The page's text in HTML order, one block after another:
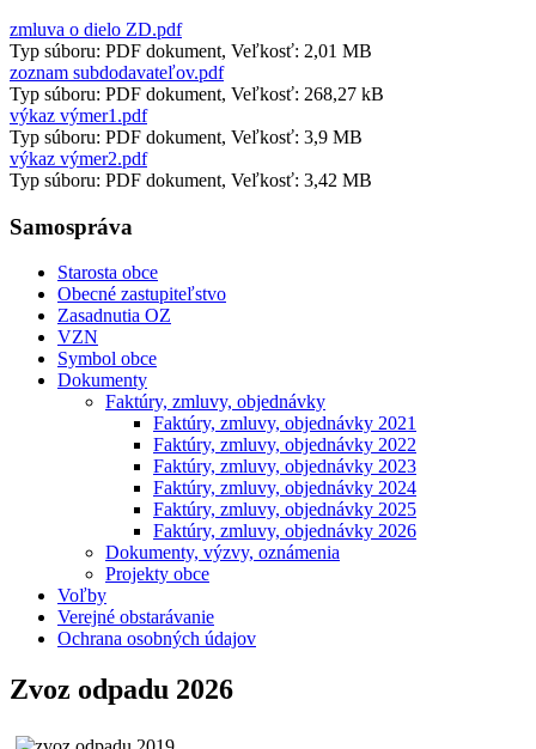
zmluva o dielo ZD.pdf
Typ súboru: PDF dokument, Veľkosť: 2,01 MB
zoznam subdodavateľov.pdf
Typ súboru: PDF dokument, Veľkosť: 268,27 kB
výkaz výmer1.pdf
Typ súboru: PDF dokument, Veľkosť: 3,9 MB
výkaz výmer2.pdf
Typ súboru: PDF dokument, Veľkosť: 3,42 MB
Samospráva
Starosta obce
Obecné zastupiteľstvo
Zasadnutia OZ
VZN
Symbol obce
Dokumenty
Faktúry, zmluvy, objednávky
Faktúry, zmluvy, objednávky 2021
Faktúry, zmluvy, objednávky 2022
Faktúry, zmluvy, objednávky 2023
Faktúry, zmluvy, objednávky 2024
Faktúry, zmluvy, objednávky 2025
Faktúry, zmluvy, objednávky 2026
Dokumenty, výzvy, oznámenia
Projekty obce
Voľby
Verejné obstarávanie
Ochrana osobných údajov
Zvoz odpadu 2026